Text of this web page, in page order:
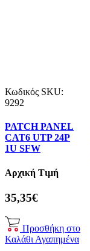
Κωδικός SKU:
9292
PATCH PANEL
CAT6 UTP 24P
1U SFW
Αρχική Τιμή
35,35€
Προσθήκη στο
Καλάθι Αγαπημένα